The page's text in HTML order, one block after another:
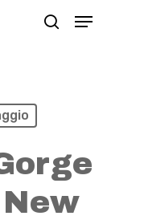
Menu